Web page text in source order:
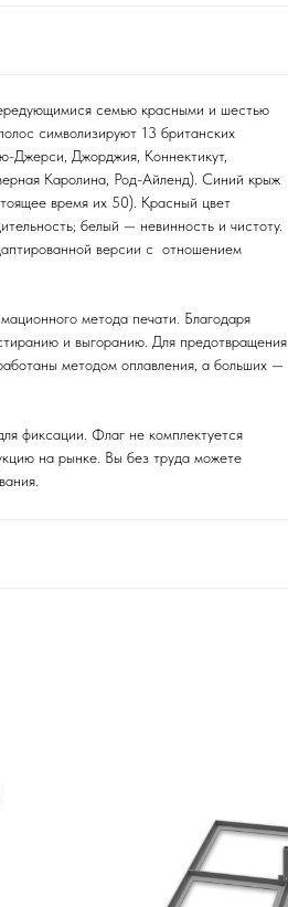
семью красными и шестью
символизируют 13 британских
Джерси, Джорджия, Коннектикут,
Каролина, Род-Айленд). Синий крыж
время их 50). Красный цвет
белый — невинность и чистоту.
версии с отношением
метода печати. Благодаря
и выгоранию. Для предотвращения
методом оплавления, а больших —
фиксации. Флаг не комплектуется
на рынке. Вы без труда можете